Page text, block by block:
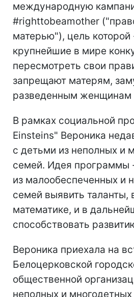
международную
#righttobeamother
матерью"), цель которой
крупнейшие в мире
пересмотреть свои
запрещают матерям,
разведенным женщинам
В рамках социальной
Einsteins" Вероника
с детьми из неполных и
семей. Идея программы
из малообеспеченных и
семей выявить таланты,
математике, и в
способствовать
Вероника приехала на
Белоцерковской
общественной
неполных и